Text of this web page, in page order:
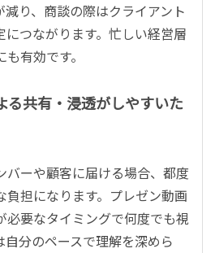
減り、商談の際はクライアント
につながります。忙しい経営層
有効です。
る共有・浸透がしやすいた
バーや顧客に届ける場合、都度
負担になります。プレゼン動画
必要なタイミングで何度でも視
分のペースで理解を深めら